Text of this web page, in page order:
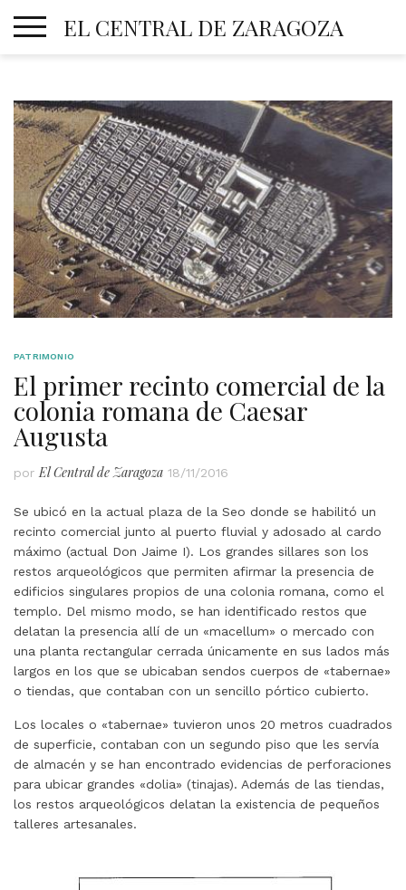
EL CENTRAL DE ZARAGOZA
PATRIMONIO
El primer recinto comercial de la
colonia romana de Caesar
Augusta
porEl Central de Zaragoza 18/11/2016
Se ubicó en la actual plaza de la Seo donde se habilitó un
recinto comercial junto al puerto fluvial y adosado al cardo
máximo (actual Don Jaime I). Los grandes sillares son los
restos arqueológicos que permiten afirmar la presencia de
edificios singulares propios de una colonia romana, como el
templo. Del mismo modo, se han identificado restos que
delatan la presencia allí de un «macellum» o mercado con
una planta rectangular cerrada únicamente en sus lados más
largos en los que se ubicaban sendos cuerpos de «tabernae»
o tiendas, que contaban con un sencillo pórtico cubierto.
Los locales o «tabernae» tuvieron unos 20 metros cuadrados
de superficie, contaban con un segundo piso que les servía
de almacén y se han encontrado evidencias de perforaciones
para ubicar grandes «dolia» (tinajas). Además de las tiendas,
los restos arqueológicos delatan la existencia de pequeños
talleres artesanales.